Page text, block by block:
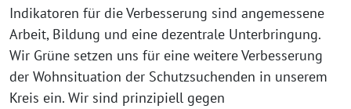
Indikatoren für die Verbesserung sind angemessene
Arbeit, Bildung und eine dezentrale Unterbringung.
Wir Grüne setzen uns für eine weitere Verbesserung
der Wohnsituation der Schutzsuchenden in unserem
Kreis ein. Wir sind prinzipiell gegen